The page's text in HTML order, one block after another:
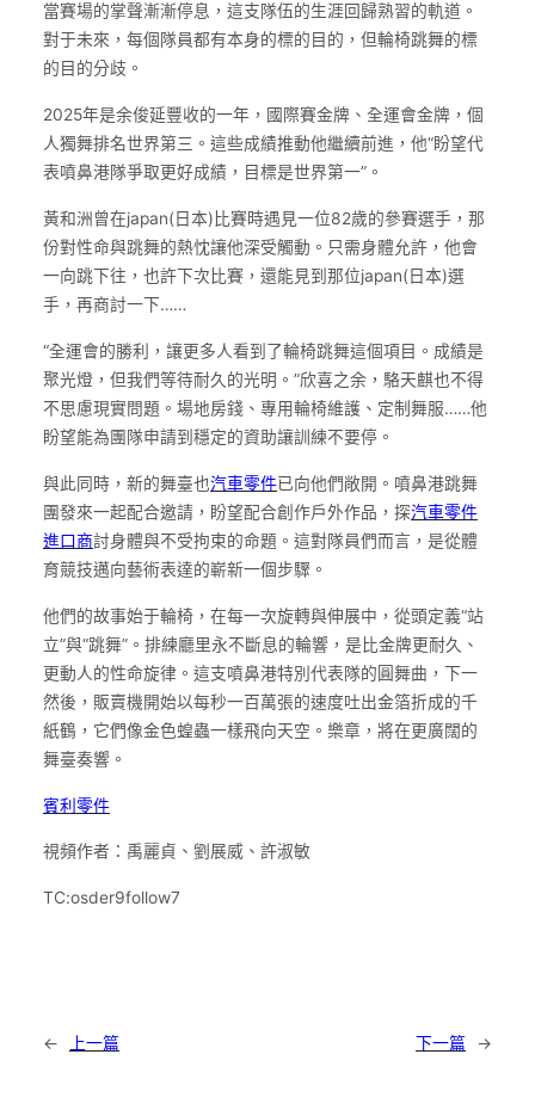
當賽場的掌聲漸漸停息，這支隊伍的生涯回歸熟習的軌道。
對于未來，每個隊員都有本身的標的目的，但輪椅跳舞的標
的目的分歧。
2025年是余俊延豐收的一年，國際賽金牌、全運會金牌，個
人獨舞排名世界第三。這些成績推動他繼續前進，他“盼望代
表噴鼻港隊爭取更好成績，目標是世界第一”。
黃和洲曾在japan(日本)比賽時遇見一位82歲的參賽選手，那
份對性命與跳舞的熱忱讓他深受觸動。只需身體允許，他會
一向跳下往，也許下次比賽，還能見到那位japan(日本)選
手，再商討一下……
“全運會的勝利，讓更多人看到了輪椅跳舞這個項目。成績是
聚光燈，但我們等待耐久的光明。”欣喜之余，駱天麒也不得
不思慮現實問題。場地房錢、專用輪椅維護、定制舞服……他
盼望能為團隊申請到穩定的資助讓訓練不要停。
與此同時，新的舞臺也汽車零件已向他們敞開。噴鼻港跳舞
團發來一起配合邀請，盼望配合創作戶外作品，探汽車零件
進口商討身體與不受拘束的命題。這對隊員們而言，是從體
育競技邁向藝術表達的嶄新一個步驟。
他們的故事始于輪椅，在每一次旋轉與伸展中，從頭定義“站
立”與“跳舞”。排練廳里永不斷息的輪響，是比金牌更耐久、
更動人的性命旋律。這支噴鼻港特別代表隊的圓舞曲，下一
然後，販賣機開始以每秒一百萬張的速度吐出金箔折成的千
紙鶴，它們像金色蝗蟲一樣飛向天空。樂章，將在更廣闊的
舞臺奏響。
賓利零件
視頻作者：禹麗貞、劉展威、許淑敏
TC:osder9follow7
← 上一篇 下一篇 →